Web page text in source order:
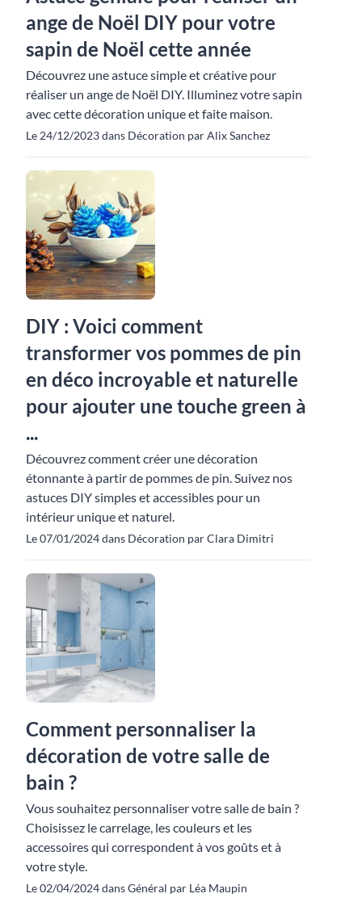
ange de Noël DIY pour votre
sapin de Noël cette année
Découvrez une astuce simple et créative pour
réaliser un ange de Noël DIY. Illuminez votre sapin
avec cette décoration unique et faite maison.
Le 24/12/2023 dans Décoration par Alix Sanchez
DIY : Voici comment
transformer vos pommes de pin
en déco incroyable et naturelle
pour ajouter une touche green à
...
Découvrez comment créer une décoration
étonnante à partir de pommes de pin. Suivez nos
astuces DIY simples et accessibles pour un
intérieur unique et naturel.
Le 07/01/2024 dans Décoration par Clara Dimitri
Comment personnaliser la
décoration de votre salle de
bain ?
Vous souhaitez personnaliser votre salle de bain ?
Choisissez le carrelage, les couleurs et les
accessoires qui correspondent à vos goûts et à
votre style.
Le 02/04/2024 dans Général par Léa Maupin